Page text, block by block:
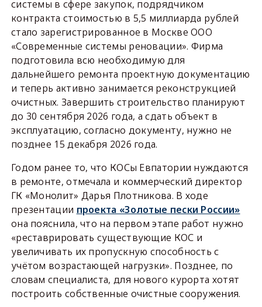
системы в сфере закупок, подрядчиком
контракта стоимостью в 5,5 миллиарда рублей
стало зарегистрированное в Москве ООО
«Современные системы реновации». Фирма
подготовила всю необходимую для
дальнейшего ремонта проектную документацию
и теперь активно занимается реконструкцией
очистных. Завершить строительство планируют
до 30 сентября 2026 года, а сдать объект в
эксплуатацию, согласно документу, нужно не
позднее 15 декабря 2026 года.
Годом ранее то, что КОСы Евпатории нуждаются
в ремонте, отмечала и коммерческий директор
ГК «Монолит» Дарья Плотникова. В ходе
презентации проекта «Золотые пески России»
она пояснила, что на первом этапе работ нужно
«реставрировать существующие КОС и
увеличивать их пропускную способность с
учётом возрастающей нагрузки». Позднее, по
словам специалиста, для нового курорта хотят
построить собственные очистные сооружения.